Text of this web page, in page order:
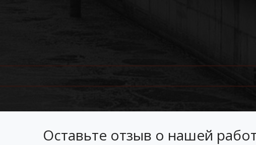
Оставьте отзыв о нашей